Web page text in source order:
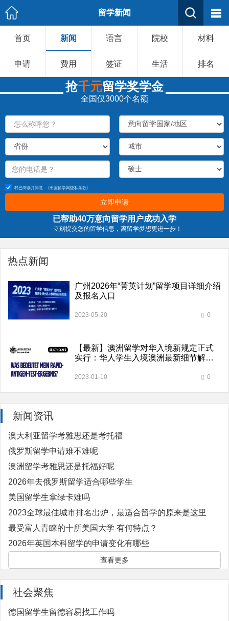
留学新闻
首页 新闻 语言 院校 材料
申请 费用 签证 生活 排名
抢千元留学奖学金
全国仅3000个名额
我已阅读并同意 《出国留学网隐私条款》
立即申请
已帮助40万意向留学用户成功入学
立刻提交您的留学信息，离留学梦想更进一步！
热点新闻
广州2026年“菁英计划”留学项目详细介绍
及报名入口
2023-05-20 0
【最新】澳洲留学对华入境新规定正式
实行：华人学生入境澳洲最新细节解
2023-01-10 0
新闻资讯
澳大利亚留学考雅思还是考托福
俄罗斯留学申请难不难呢
澳洲留学考雅思还是托福好呢
2026年去俄罗斯留学适合哪些学生
美国留学生拿绿卡难吗
2023全球最佳城市排名出炉，最适合留学的原来是这里
最受富人青睐的十所美国大学 有何特点？
2026年英国本科留学的申请变化有哪些
查看更多
社会聚焦
德国留学生留德容易找工作吗